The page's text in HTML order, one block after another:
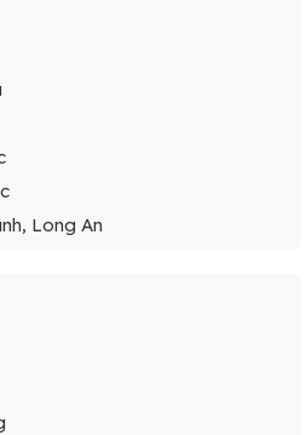
Long An